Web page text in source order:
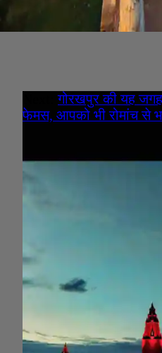
Next:गोरखपुर की यह
फेमस, आपको भी रोमांच से